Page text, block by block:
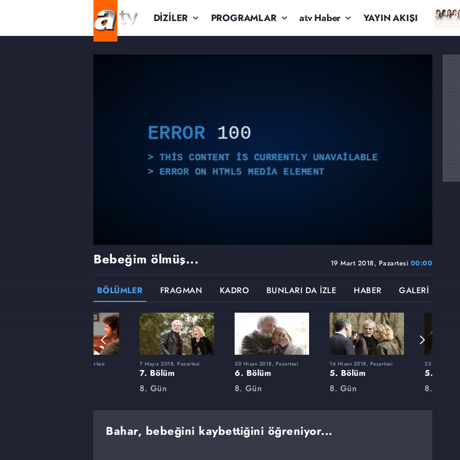
DİZİLER PROGRAMLAR atv Haber YAYIN AKIŞI
ERROR 100
THIS CONTENT IS CURRENTLY UNAVAILABLE
ERROR ON HTML5 MEDIA ELEMENT
19 Mart 2018, Pazartesi 00:00
Bebeğim ölmüş...
BÖLÜMLER FRAGMAN KADRO BUNLARI DA İZLE HABER GALERİ
19 Mart 2018, Pazartesi 7 Mayıs 2018, Pazartesi
7. Bölüm
8. Gün
30 Nisan 2018, Pazartesi
6. Bölüm
8. Gün
16 Nisan 2018, Pazartesi
5. Bölüm
8. Gün
23 Nisan
5. Bölüm
8. Gün -
Bahar, bebeğini kaybettiğini öğreniyor...